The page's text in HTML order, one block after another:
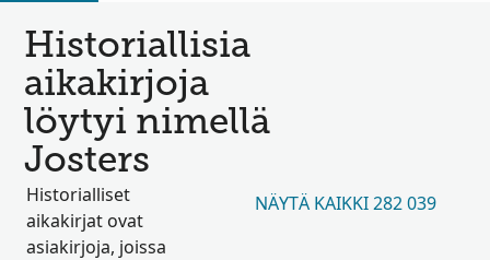
Historiallisia
aikakirjoja
löytyi nimellä
Josters
Historialliset
aikakirjat ovat
asiakirjoja, joissa
NÄYTÄ KAIKKI 282 039